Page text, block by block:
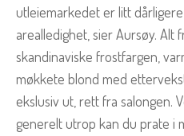
utleiemarkedet er litt
arealledighet, sier Aursøy. Alt
skandinaviske frostfargen,
møkkete blond med
ekslusiv ut, rett fra salongen.
generelt utrop kan du prate i